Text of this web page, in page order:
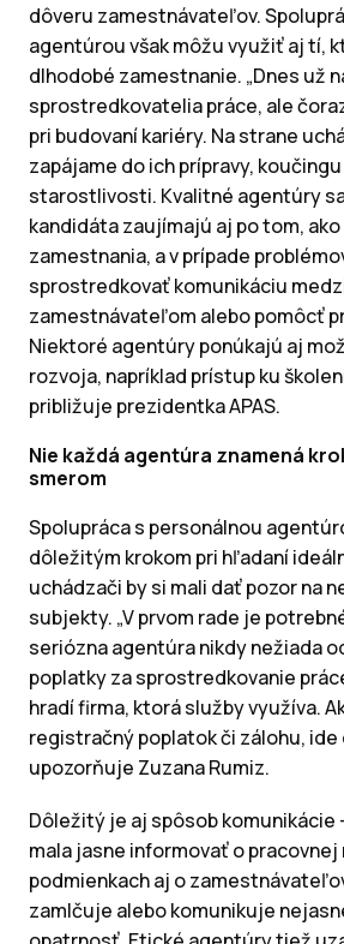
dôveru zamestnávateľov.
agentúrou však môžu využiť aj tí,
dlhodobé zamestnanie. „Dnes už
sprostredkovatelia práce, ale
pri budovaní kariéry. Na strane
zapájame do ich prípravy,
starostlivosti. Kvalitné agentúry
kandidáta zaujímajú aj po tom,
zamestnania, a v prípade
sprostredkovať komunikáciu
zamestnávateľom alebo pomôcť
Niektoré agentúry ponúkajú aj
rozvoja, napríklad prístup ku
približuje prezidentka APAS.
Nie každá agentúra znamená
smerom
Spolupráca s personálnou
dôležitým krokom pri hľadaní
uchádzači by si mali dať pozor na
subjekty. „V prvom rade je
seriózna agentúra nikdy nežiada
poplatky za sprostredkovanie
hradí firma, ktorá služby využíva.
registračný poplatok či zálohu, ide
upozorňuje Zuzana Rumiz.
Dôležitý je aj spôsob komunikácie
mala jasne informovať o pracovnej
podmienkach aj o
zamlčuje alebo komunikuje